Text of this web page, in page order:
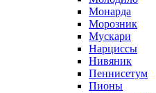
Монарда
Морозник
Мускари
Нарциссы
Нивяник
Пеннисетум
Пионы